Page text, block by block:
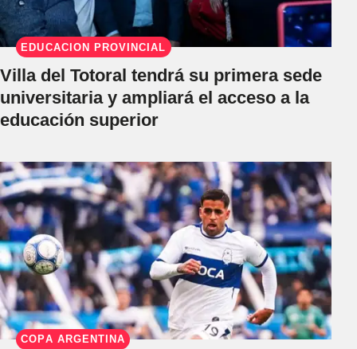
EDUCACIÓN PROVINCIAL
Villa del Totoral tendrá su primera sede
universitaria y ampliará el acceso a la
educación superior
COPA ARGENTINA